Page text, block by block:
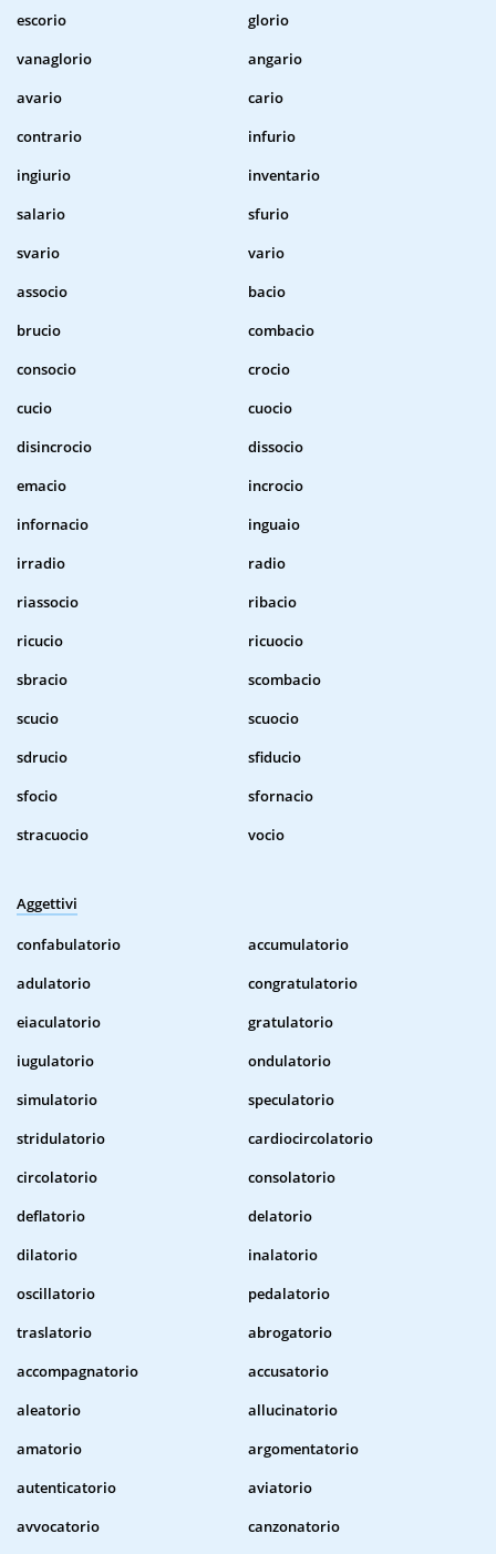
escorio
glorio
vanaglorio
angario
avario
cario
contrario
infurio
ingiurio
inventario
salario
sfurio
svario
vario
associo
bacio
brucio
combacio
consocio
crocio
cucio
cuocio
disincrocio
dissocio
emacio
incrocio
infornacio
inguaio
irradio
radio
riassocio
ribacio
ricucio
ricuocio
sbracio
scombacio
scucio
scuocio
sdrucio
sfiducio
sfocio
sfornacio
stracuocio
vocio
Aggettivi
confabulatorio
accumulatorio
adulatorio
congratulatorio
eiaculatorio
gratulatorio
iugulatorio
ondulatorio
simulatorio
speculatorio
stridulatorio
cardiocircolatorio
circolatorio
consolatorio
deflatorio
delatorio
dilatorio
inalatorio
oscillatorio
pedalatorio
traslatorio
abrogatorio
accompagnatorio
accusatorio
aleatorio
allucinatorio
amatorio
argomentatorio
autenticatorio
aviatorio
avvocatorio
canzonatorio